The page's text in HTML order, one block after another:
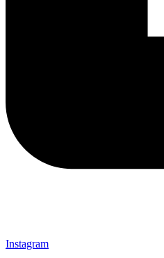
Instagram